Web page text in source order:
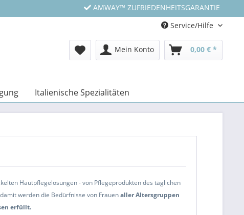
AMWAY™ ZUFRIEDENHEITSGARANTIE
Service/Hilfe
Mein Konto 0,00 € *
Italienische Spezialitäten
Hautpflegelösungen - von Pflegeprodukten des täglichen
werden die Bedürfnisse von Frauenaller Altersgruppen
erfüllt.